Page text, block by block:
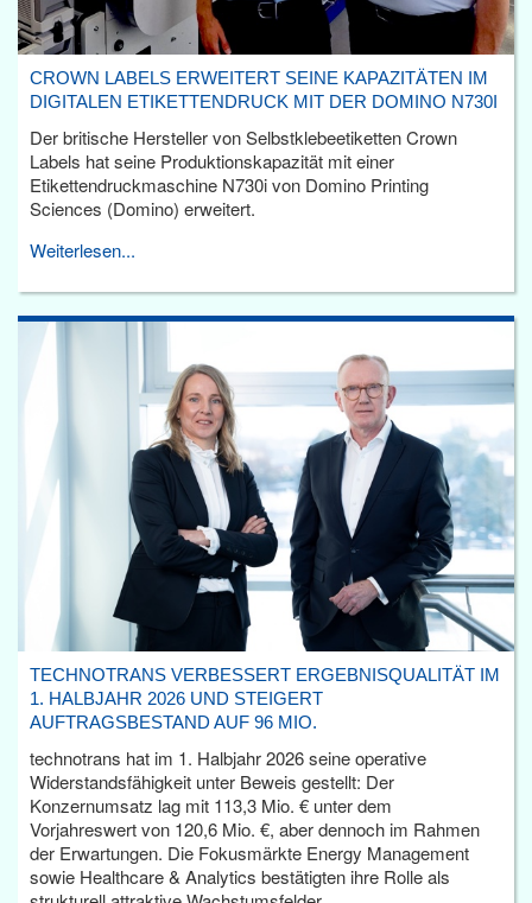
CROWN LABELS ERWEITERT SEINE KAPAZITÄTEN IM
DIGITALEN ETIKETTENDRUCK MIT DER DOMINO N730I
Der britische Hersteller von Selbstklebeetiketten Crown
Labels hat seine Produktionskapazität mit einer
Etikettendruckmaschine N730i von Domino Printing
Sciences (Domino) erweitert.
Weiterlesen...
TECHNOTRANS VERBESSERT ERGEBNISQUALITÄT IM
1. HALBJAHR 2026 UND STEIGERT
AUFTRAGSBESTAND AUF 96 MIO.
technotrans hat im 1. Halbjahr 2026 seine operative
Widerstandsfähigkeit unter Beweis gestellt: Der
Konzernumsatz lag mit 113,3 Mio. € unter dem
Vorjahreswert von 120,6 Mio. €, aber dennoch im Rahmen
der Erwartungen. Die Fokusmärkte Energy Management
sowie Healthcare & Analytics bestätigten ihre Rolle als